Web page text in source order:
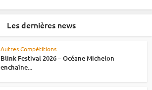
Les dernières news
Autres Compétitions
Blink Festival 2026 – Océane Michelon
enchaîne...